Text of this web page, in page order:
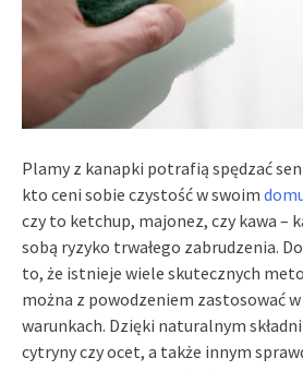
Plamy z kanapki potrafią spędzać
kto ceni sobie czystość w swoim
czy to ketchup, majonez, czy kawa –
sobą ryzyko trwałego zabrudzenia.
to, że istnieje wiele skutecznych
można z powodzeniem zastosować
warunkach. Dzięki naturalnym
cytryny czy ocet, a także innym